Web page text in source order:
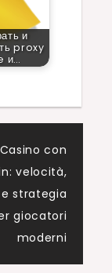
и
proxy
и…
Casino con
velocità,
strategia
giocatori
moderni